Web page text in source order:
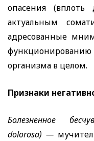
опасения
актуальным
адресованные
организма в целом.
Признаки
Болезненное
dolorosa) —